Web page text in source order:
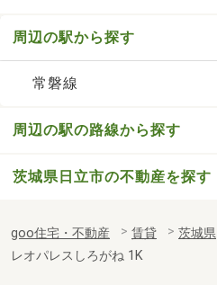
周辺の駅から探す
常磐線
周辺の駅の路線から探す
茨城県日立市の不動産を探す
goo住宅・不動産 賃貸 茨城県
レオパレスしろがね 1K